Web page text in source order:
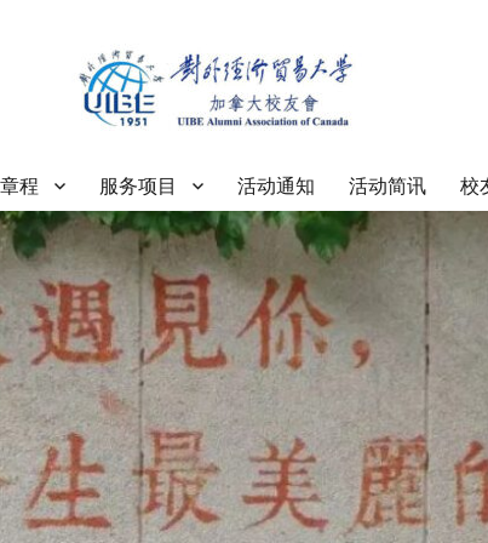
加拿大校友会
程 服务项目 活动通知 活动简讯 校